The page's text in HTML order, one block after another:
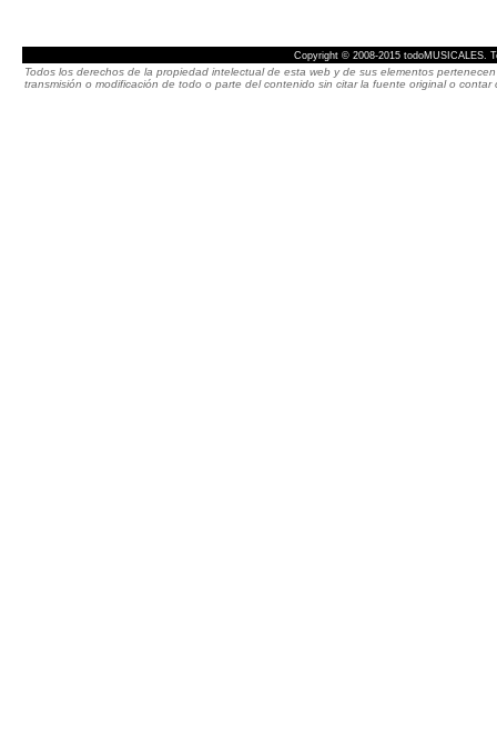
Copyright © 2008-2015 todoMUSICALES.
Todos los derechos de la propiedad intelectual de esta web y de sus elementos
transmisión o modificación de todo o parte del contenido sin citar la fuente original o